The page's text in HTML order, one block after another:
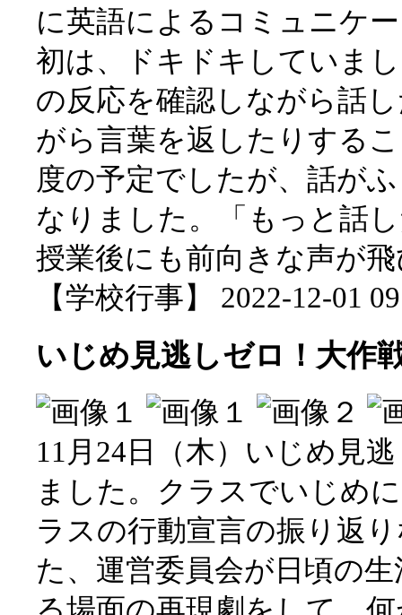
に英語によるコミュニケ
初は、ドキドキしていま
の反応を確認しながら話
がら言葉を返したりする
度の予定でしたが、話が
なりました。「もっと話
授業後にも前向きな声が
【学校行事】 2022-12-01
いじめ見逃しゼロ！大
11月24日（木）いじめ見
ました。クラスでいじめ
ラスの行動宣言の振り返
た、運営委員会が日頃の